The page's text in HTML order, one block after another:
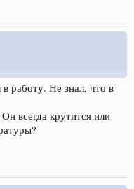
работу. Не знал, что в
всегда крутится или